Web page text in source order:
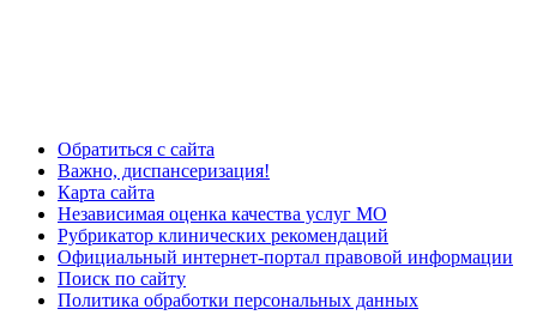
Обратиться с сайта
Важно, диспансеризация!
Карта сайта
Независимая оценка качества услуг МО
Рубрикатор клинических рекомендаций
Официальный интернет-портал правовой информации
Поиск по сайту
Политика обработки персональных данных